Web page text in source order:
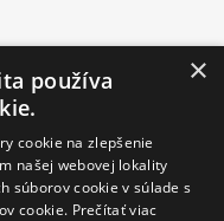
×
používa
cookie na zlepšenie
našej webovej lokality
súborov cookie v súlade s
cookie. Prečítať viac